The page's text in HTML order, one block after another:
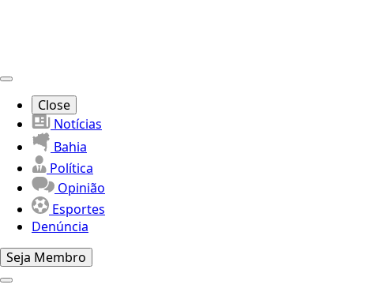
Close
Notícias
Bahia
Política
Opinião
Esportes
Denúncia
Seja Membro